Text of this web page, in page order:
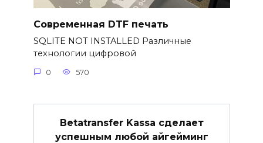
Современная DTF печать
SQLITE NOT INSTALLED Различные
технологии цифровой
0 570
Betatransfer Kassa сделает
успешным любой айгейминг